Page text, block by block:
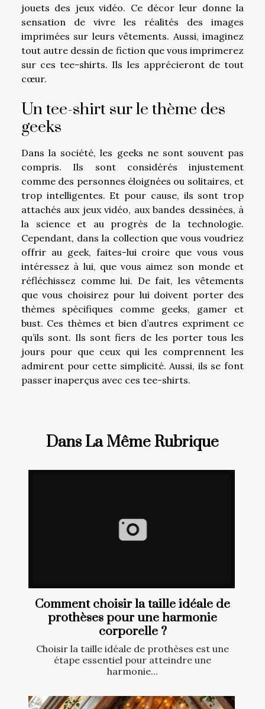
jouets des jeux vidéo. Ce décor leur donne la
sensation de vivre les réalités des images
imprimées sur leurs vêtements. Aussi, imaginez
tout autre dessin de fiction que vous imprimerez
sur ces tee-shirts. Ils les apprécieront de tout
cœur.
Un tee-shirt sur le thème des
geeks
Dans la société, les geeks ne sont souvent pas
compris. Ils sont considérés injustement
comme des personnes éloignées ou solitaires, et
trop intelligentes. Et pour cause, ils sont trop
attachés aux jeux vidéo, aux bandes dessinées, à
la science et au progrès de la technologie.
Cependant, dans la collection que vous voudriez
offrir au geek, faites-lui croire que vous vous
intéressez à lui, que vous aimez son monde et
réfléchissez comme lui. De fait, les vêtements
que vous choisirez pour lui doivent porter des
thèmes spécifiques comme geeks, gamer et
bust. Ces thèmes et bien d’autres expriment ce
qu’ils sont. Ils sont fiers de les porter tous les
jours pour que ceux qui les comprennent les
admirent pour cette simplicité. Aussi, ils se font
passer inaperçus avec ces tee-shirts.
Dans La Même Rubrique
Comment choisir la taille idéale de
prothèses pour une harmonie
corporelle ?
Choisir la taille idéale de prothèses est une
étape essentiel pour atteindre une
harmonie...